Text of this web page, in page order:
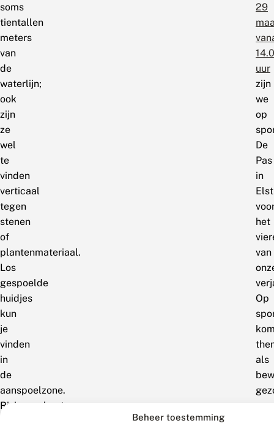
Beheer toestemming
soms
tientallen
meters
van
de
waterlijn;
ook
zijn
ze
wel
te
vinden
verticaal
tegen
stenen
of
plantenmateriaal.
Los
gespoelde
huidjes
kun
je
vinden
in
de
aanspoelzone.
Rivierrombout
29
uur
zijn
we
op
De
Pas
in
Elst
het
van
Op
als